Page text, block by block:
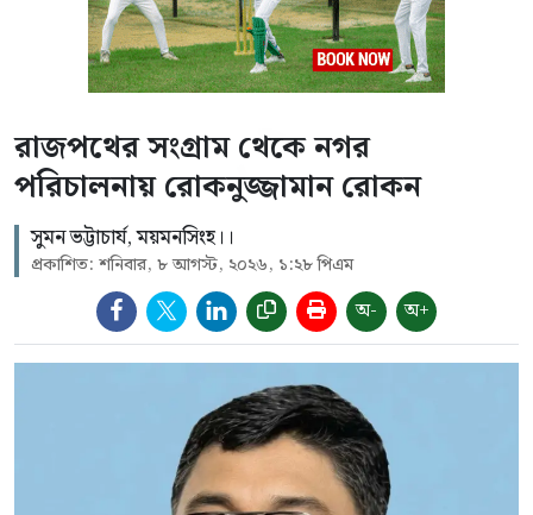
রাজপথের সংগ্রাম থেকে নগর
পরিচালনায় রোকনুজ্জামান রোকন
সুমন ভট্টাচার্য, ময়মনসিংহ।।
প্রকাশিত: শনিবার, ৮ আগস্ট, ২০২৬, ১:২৮ পিএম
অ- অ+